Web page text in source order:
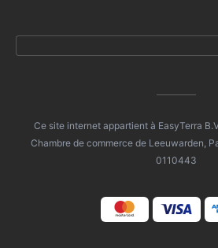
Ce site internet appartient à EasyTerra
Chambre de commerce de Leeuwarden,
0110443